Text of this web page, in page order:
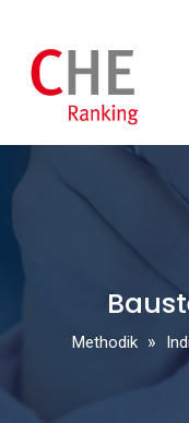
Methodik »